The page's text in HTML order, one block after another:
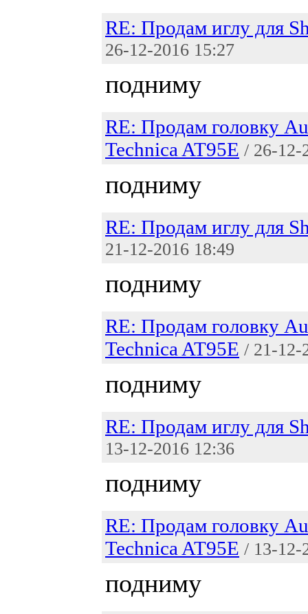
RE: Продам иглу для
26-12-2016 15:27
подниму
RE: Продам головку
Technica AT95E / 26-12-
подниму
RE: Продам иглу для
21-12-2016 18:49
подниму
RE: Продам головку
Technica AT95E / 21-12-
подниму
RE: Продам иглу для
13-12-2016 12:36
подниму
RE: Продам головку
Technica AT95E / 13-12-
подниму